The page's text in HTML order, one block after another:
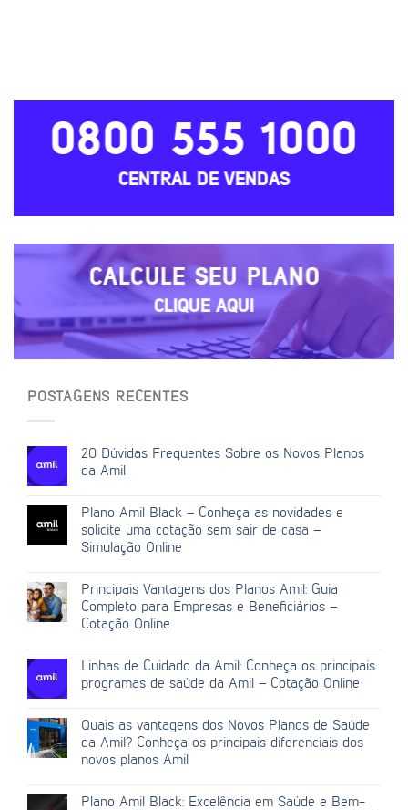
0800 555 1000
CENTRAL DE VENDAS
CALCULE SEU PLANO
CLIQUE AQUI
POSTAGENS RECENTES
20 Dúvidas Frequentes Sobre os Novos Planos
da Amil
Plano Amil Black – Conheça as novidades e
solicite uma cotação sem sair de casa –
Simulação Online
Principais Vantagens dos Planos Amil: Guia
Completo para Empresas e Beneficiários –
Cotação Online
Linhas de Cuidado da Amil: Conheça os principais
programas de saúde da Amil – Cotação Online
Quais as vantagens dos Novos Planos de Saúde
da Amil? Conheça os principais diferenciais dos
novos planos Amil
Plano Amil Black: Excelência em Saúde e Bem-